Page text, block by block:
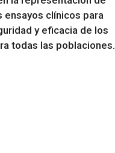
ensayos clínicos para
y eficacia de los
todas las poblaciones.